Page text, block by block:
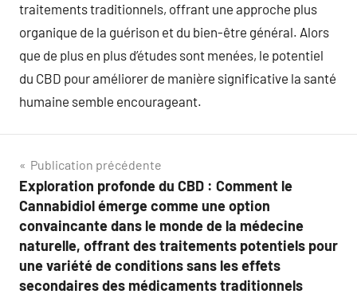
traitements traditionnels, offrant une approche plus
organique de la guérison et du bien-être général. Alors
que de plus en plus d’études sont menées, le potentiel
du CBD pour améliorer de manière significative la santé
humaine semble encourageant.
Navigation
de
l’article
Publication précédente
Exploration profonde du CBD : Comment le
Cannabidiol émerge comme une option
convaincante dans le monde de la médecine
naturelle, offrant des traitements potentiels pour
une variété de conditions sans les effets
secondaires des médicaments traditionnels